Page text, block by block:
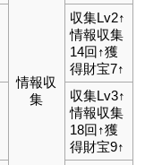
情報収
集
収集Lv2↑
情報収集
14回↑獲
得財宝7↑
収集Lv3↑
情報収集
18回↑獲
得財宝9↑